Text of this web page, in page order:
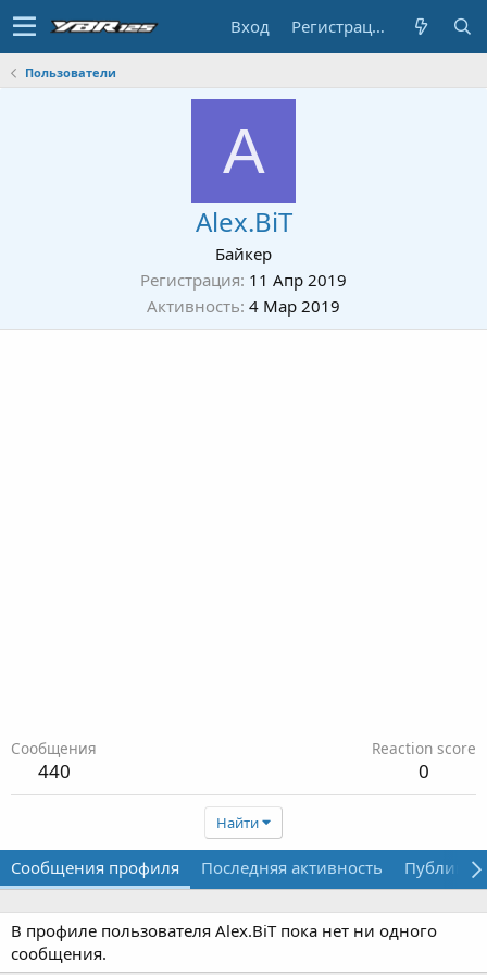
Вход Регистрация
Пользователи
A
Alex.BiT
Байкер
Регистрация 11 Апр 2019
Активность 4 Мар 2019
Сообщения
440
Reaction score
0
Найти
Сообщения профиля Последняя активность
В профиле пользователя Alex.BiT пока нет ни одного
сообщения.